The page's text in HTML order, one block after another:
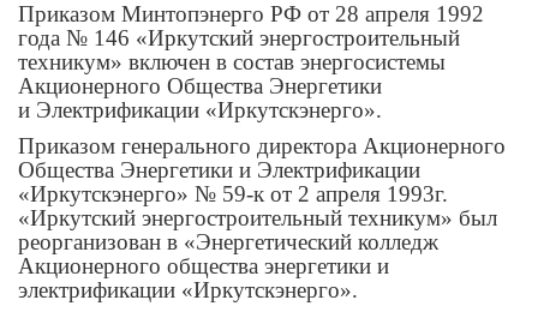
Приказом Минтопэнерго РФ от 28 апреля 1992
года № 146 «Иркутский энергостроительный
техникум» включен в состав энергосистемы
Акционерного Общества Энергетики
и Электрификации «Иркутскэнерго».
Приказом генерального директора Акционерного
Общества Энергетики и Электрификации
«Иркутскэнерго» № 59-к от 2 апреля 1993г.
«Иркутский энергостроительный техникум» был
реорганизован в «Энергетический колледж
Акционерного общества энергетики и
электрификации «Иркутскэнерго».